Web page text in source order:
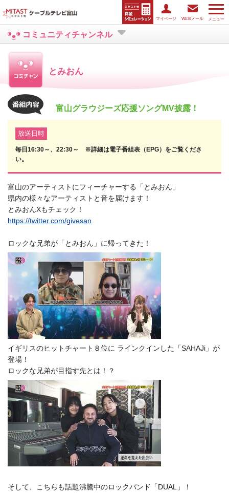
メニュー
マイページ WEBメール
コミュニティチャンネル
とみおん
富山グラウジーズ応援ソングMV披露！
放送日時
毎日16:30～、22:30～ ※詳細は電子番組表（EPG）をご覧くださ
い。
富山のアーティストにフィーチャーする「とみおん」
県内の様々なアーティストと音を届けます！
とみおんXもチェック！
https://twitter.com/givesan
ロックな兄弟が「とみおん」に帰ってきた！
イギリスのヒットチャート８位に ラインクインした「SAHAJi」が
登場！
ロックな兄弟が目指す先とは！？
そして、こちらも話題沸騰中のロックバンド「DUAL」！